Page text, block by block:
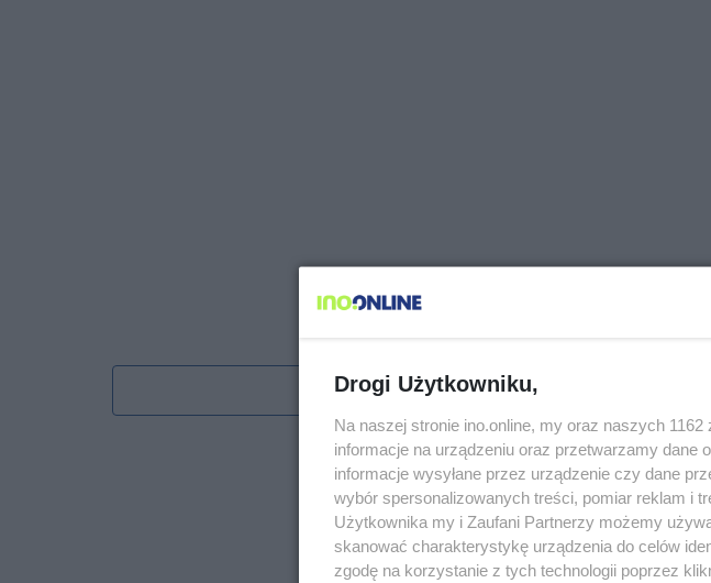
Obserwuj nas w Google News
Drogi Użytkowniku,
Na naszej stronie ino.online, my oraz naszych
informacje na urządzeniu oraz przetwarzamy dane
informacje wysyłane przez urządzenie czy dane
wybór spersonalizowanych treści, pomiar reklam i
Użytkownika my i Zaufani Partnerzy możemy
skanować charakterystykę urządzenia do celów
zgodę na korzystanie z tych technologii poprzez